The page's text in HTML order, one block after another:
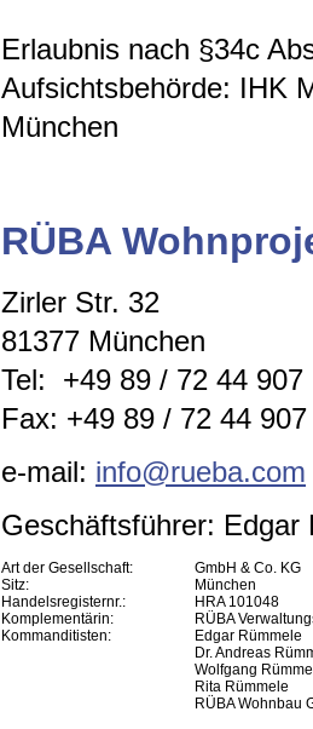
Erlaubnis nach §34c
Aufsichtsbehörde: IHK
München
RÜBA
Zirler Str. 32
81377 München
Tel: +49 89 / 72 44
Fax: +49 89 / 72 44
e-mail: info@rueba.com
Geschäftsführer: Edgar
Art der Gesellschaft:
GmbH & Co. KG
Sitz:
München
Handelsregisternr.:
HRA 101048
Komplementärin:
RÜBA
Kommanditisten:
Edgar Rümmele
Dr. Andreas
Wolfgang
Rita Rümmele
RÜBA Wohnbau